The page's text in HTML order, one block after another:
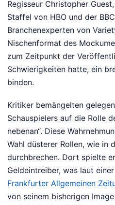
Regisseur Christopher
Staffel von HBO und der
Branchenexperten von
Nischenformat des
zum Zeitpunkt der
Schwierigkeiten hatte, ein
binden.
Kritiker bemängelten
Schauspielers auf die Rolle
nebenan“. Diese
Wahl düsterer Rollen, wie in
durchbrechen. Dort spielte
Geldeintreiber, was laut
Frankfurter Allgemeinen
von seinem bisherigen